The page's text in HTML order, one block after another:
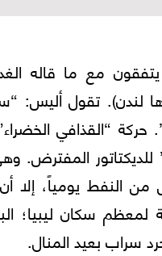
لندن). تقول أليس:
حركة “القذافي
للديكتاتور
من النفط يومياً،
لمعظم سكان
سراب بعيد المنال.